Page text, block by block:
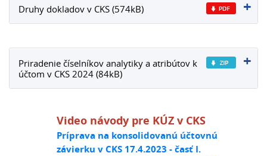
Druhy dokladov v CKS (574kB)
Priradenie číselníkov analytiky a atribútov k
účtom v CKS 2024 (84kB)
Video návody pre KÚZ v CKS
Príprava na konsolidovanú účtovnú
závierku v CKS 17.4.2023 - časť I.